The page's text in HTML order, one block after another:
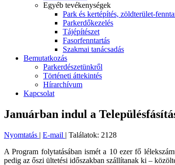
Egyéb tevékenységek
Park és kertépítés, zöldterület-
Parkerdőkezelés
Tájépítészet
Fasorfenntartás
Szakmai tanácsadás
Bemutatkozás
Parkerdészetünkről
Történeti áttekintés
Hírarchívum
Kapcsolat
Januárban indul a
Nyomtatás | E-mail | Találatok: 2128
A Program folytatásában ismét a 10 ezer fő
pedig az őszi ültetési időszakban szállítanak ki –